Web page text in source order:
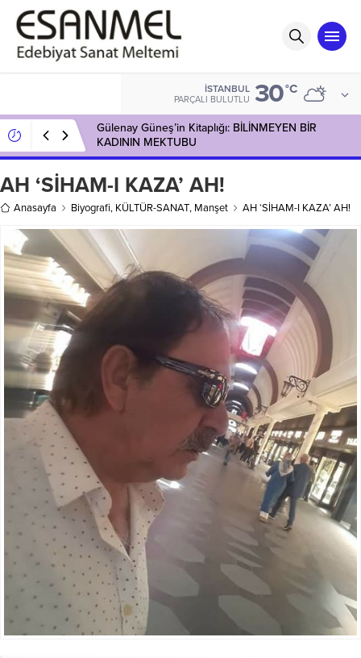
İSTANBUL
PARÇALI BULUTLU 30°C
Gülenay Güneş’in Kitaplığı: BİLİNMEYEN BİR
KADININ MEKTUBU
AH ‘SİHAM-I KAZA’ AH!
Anasayfa Biyografi, KÜLTÜR-SANAT, Manşet AH ‘SİHAM-I KAZA’ AH!